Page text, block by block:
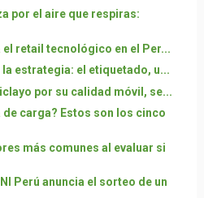
por el aire que respiras:
retail tecnológico en el Per...
estrategia: el etiquetado, u...
por su calidad móvil, se...
carga? Estos son los cinco
más comunes al evaluar si
Perú anuncia el sorteo de un